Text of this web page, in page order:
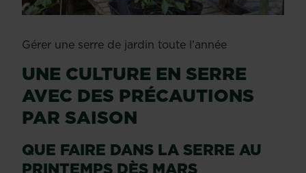
Gérer une serre de jardin toute l'année
UNE CULTURE EN SERRE
AVEC DES PRÉCAUTIONS
PAR SAISON
QUE FAIRE DANS LA SERRE AU
PRINTEMPS DÈS MARS